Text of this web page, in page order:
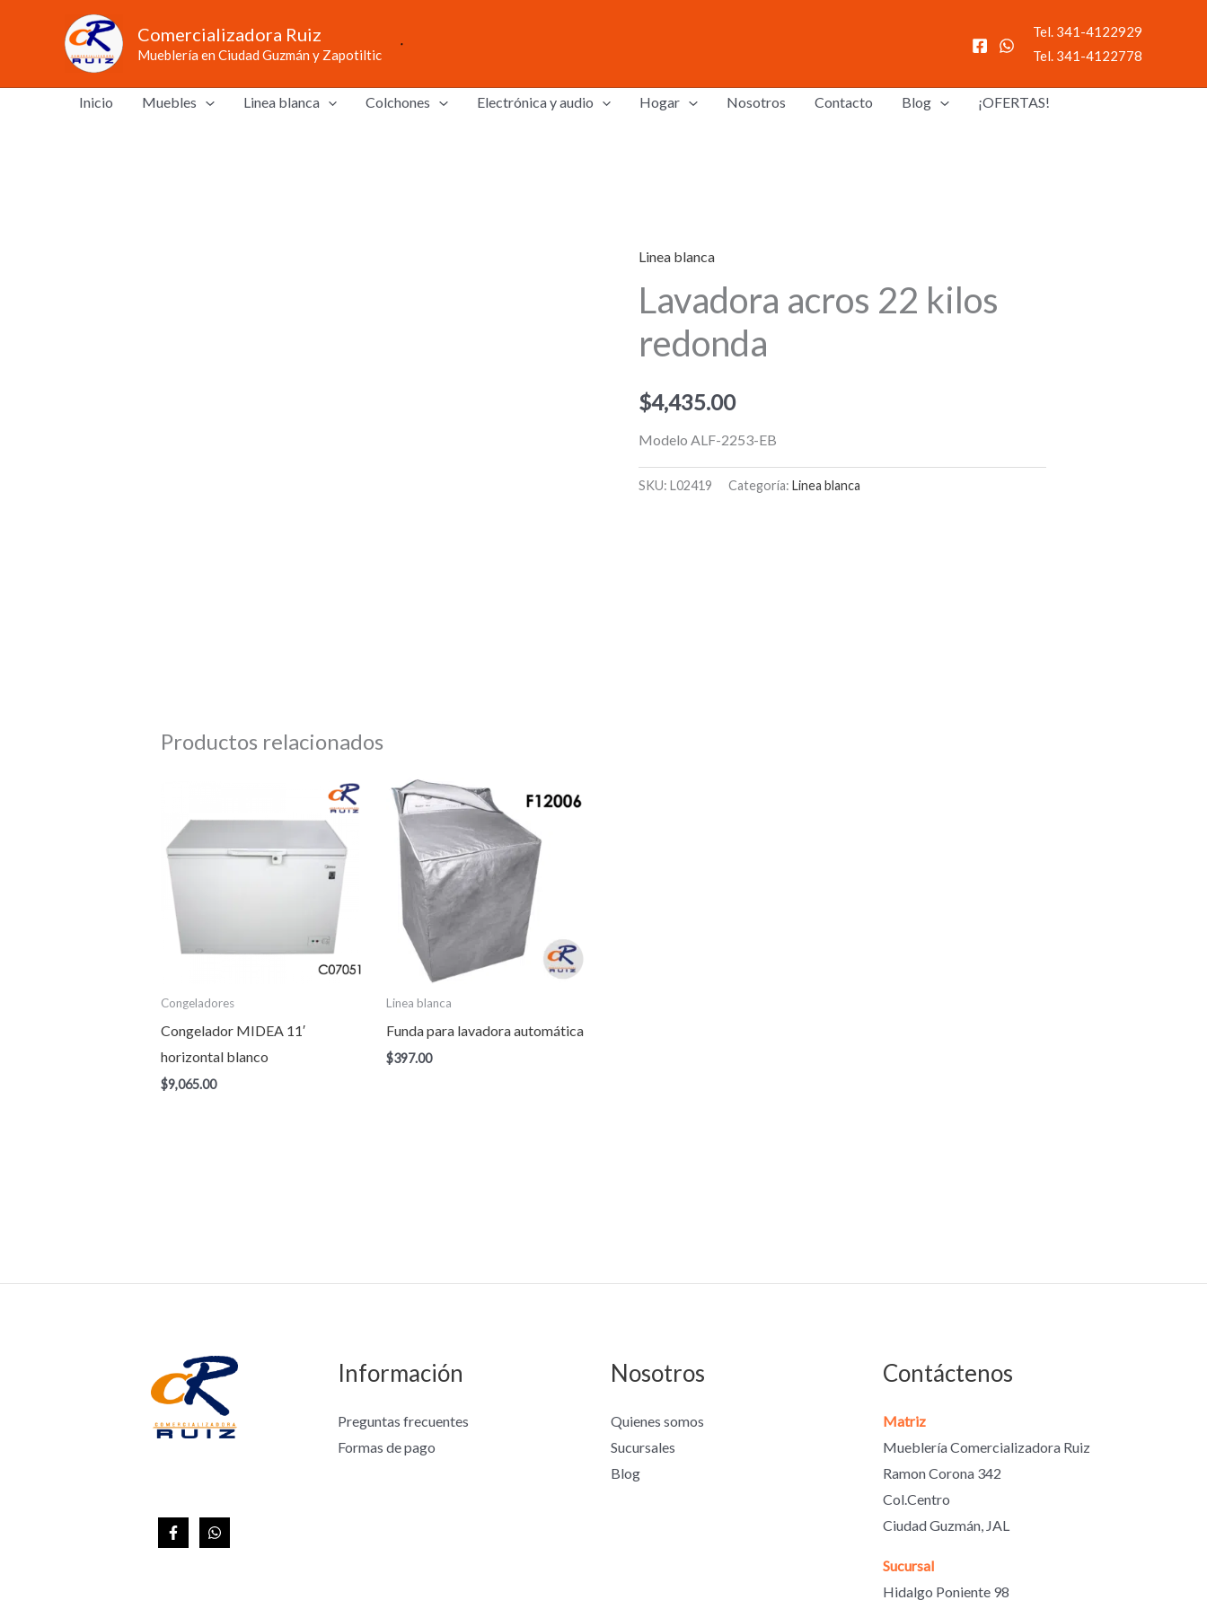
Comercializadora Ruiz
Mueblería en Ciudad Guzmán y Zapotiltic
Tel. 341-4122929
Tel. 341-4122778
Inicio Muebles Linea blanca Colchones Electrónica y audio Hogar Nosotros Contacto Blog ¡OFERTAS!
Linea blanca
Lavadora acros 22 kilos
redonda
$4,435.00
Modelo ALF-2253-EB
SKU:L02419 Categoría:Linea blanca
Productos relacionados
Congeladores
Congelador MIDEA 11′
horizontal blanco
$9,065.00
Linea blanca
Funda para lavadora automática
$397.00
Información
Preguntas frecuentes
Formas de pago
Nosotros
Quienes somos
Sucursales
Blog
Contáctenos
Matriz
Mueblería Comercializadora Ruiz
Ramon Corona 342
Col.Centro
Ciudad Guzmán, JAL
Sucursal
Hidalgo Poniente 98